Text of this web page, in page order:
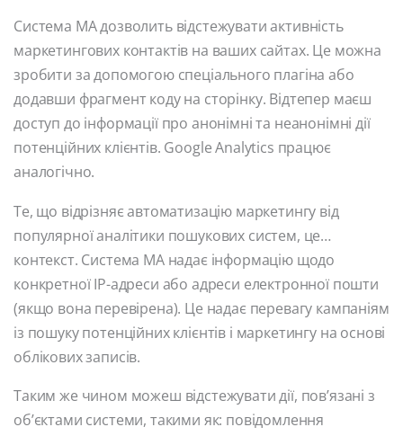
Система MA дозволить відстежувати активність
маркетингових контактів на ваших сайтах. Це можна
зробити за допомогою спеціального плагіна або
додавши фрагмент коду на сторінку. Відтепер маєш
доступ до інформації про анонімні та неанонімні дії
потенційних клієнтів. Google Analytics працює
аналогічно.
Те, що відрізняє автоматизацію маркетингу від
популярної аналітики пошукових систем, це…
контекст. Система MA надає інформацію щодо
конкретної IP-адреси або адреси електронної пошти
(якщо вона перевірена). Це надає перевагу кампаніям
із пошуку потенційних клієнтів і маркетингу на основі
облікових записів.
Таким же чином можеш відстежувати дії, пов’язані з
об’єктами системи, такими як: повідомлення